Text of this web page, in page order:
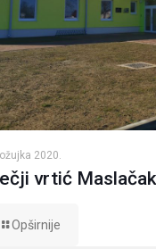
2020.
vrtić Maslačak
Opširnije